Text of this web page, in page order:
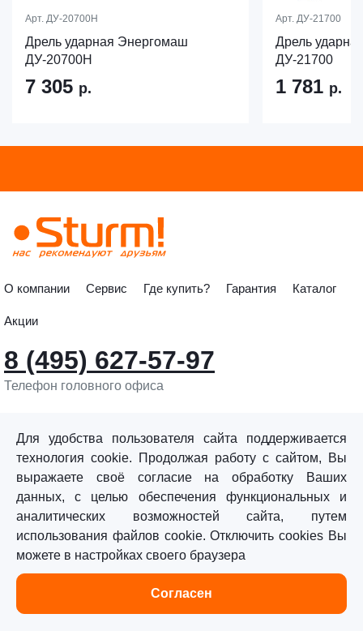
Арт. ДУ-20700Н
Дрель ударная Энергомаш
ДУ-20700Н
7 305 р.
Арт. ДУ-21700
Дрель
ДУ-21700
1 781 р.
О компании Сервис Где купить? Гарантия Каталог
Акции
8 (495) 627-57-97
Телефон головного офиса
©«Sturm!» 2011–2026 ®
Все права защищены.
Политика обработки персональных данных
Для удобства пользователя сайта поддерживается
технология cookie. Продолжая работу с сайтом, Вы
выражаете своё согласие на обработку Ваших
данных, с целью обеспечения функциональных и
аналитических возможностей сайта, путем
использования файлов cookie. Отключить cookies Вы
можете в настройках своего браузера
Согласен